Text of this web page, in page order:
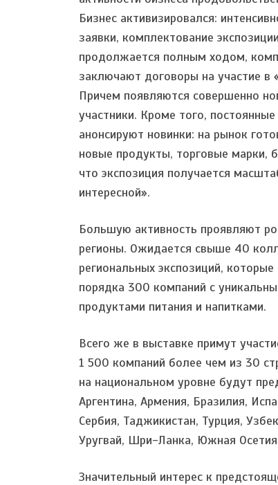
Бизнес активизировался:
заявки, комплектование экспозиции
продолжается полным ходом,
заключают договоры на участие в
Причем появляются совершенно
участники. Кроме того,
анонсируют новинки: на рынок
новые продукты, торговые марки,
что экспозиция получается
интересной».
Большую активность проявляют
регионы. Ожидается свыше 40
региональных экспозиций, которые
порядка 300 компаний с
продуктами питания и напитками.
Всего же в выставке примут
1 500 компаний более чем из 30
на национальном уровне будут
Аргентина, Армения, Бразилия,
Сербия, Таджикистан, Турция,
Уругвай, Шри-Ланка, Южная
Значительный интерес к